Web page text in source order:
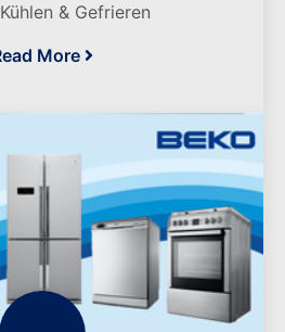
& Gefrieren
More